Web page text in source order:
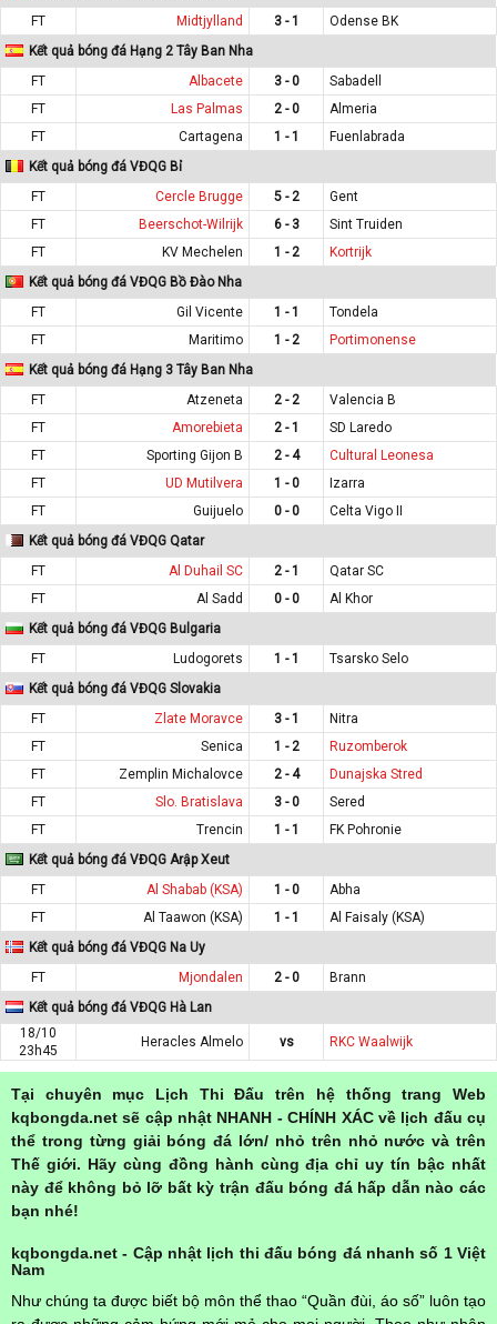
FT
Midtjylland 3 - 1
Odense BK
Kết quả bóng đá Hạng 2 Tây Ban Nha
FT
Albacete 3 - 0
Sabadell
FT
Las Palmas 2 - 0
Almeria
FT
Cartagena 1 - 1
Fuenlabrada
Kết quả bóng đá VĐQG Bỉ
FT
Cercle Brugge 5 - 2
Gent
FT
Beerschot-Wilrijk 6 - 3
Sint Truiden
FT
KV Mechelen 1 - 2
Kortrijk
Kết quả bóng đá VĐQG Bồ Đào Nha
FT
Gil Vicente 1 - 1
Tondela
FT
Maritimo 1 - 2
Portimonense
Kết quả bóng đá Hạng 3 Tây Ban Nha
FT
Atzeneta 2 - 2
Valencia B
FT
Amorebieta 2 - 1
SD Laredo
FT
Sporting Gijon B 2 - 4
Cultural Leonesa
FT
UD Mutilvera 1 - 0
Izarra
FT
Guijuelo 0 - 0
Celta Vigo II
Kết quả bóng đá VĐQG Qatar
FT
Al Duhail SC 2 - 1
Qatar SC
FT
Al Sadd 0 - 0
Al Khor
Kết quả bóng đá VĐQG Bulgaria
FT
Ludogorets 1 - 1
Tsarsko Selo
Kết quả bóng đá VĐQG Slovakia
FT
Zlate Moravce 3 - 1
Nitra
FT
Senica 1 - 2
Ruzomberok
FT
Zemplin Michalovce 2 - 4
Dunajska Stred
FT
Slo. Bratislava 3 - 0
Sered
FT
Trencin 1 - 1
FK Pohronie
Kết quả bóng đá VĐQG Arập Xeut
FT
Al Shabab (KSA) 1 - 0
Abha
FT
Al Taawon (KSA) 1 - 1
Al Faisaly (KSA)
Kết quả bóng đá VĐQG Na Uy
FT
Mjondalen 2 - 0
Brann
Kết quả bóng đá VĐQG Hà Lan
18/10
23h45
Heracles Almelo vs RKC Waalwijk
Tại chuyên mục Lịch Thi Đấu trên hệ thống trang Web
kqbongda.net sẽ cập nhật NHANH - CHÍNH XÁC về lịch đấu cụ
thể trong từng giải bóng đá lớn/ nhỏ trên nhỏ nước và trên
Thế giới. Hãy cùng đồng hành cùng địa chỉ uy tín bậc nhất
này để không bỏ lỡ bất kỳ trận đấu bóng đá hấp dẫn nào các
bạn nhé!
kqbongda.net - Cập nhật lịch thi đấu bóng đá nhanh số 1 Việt
Nam
Như chúng ta được biết bộ môn thể thao “Quần đùi, áo số” luôn tạo